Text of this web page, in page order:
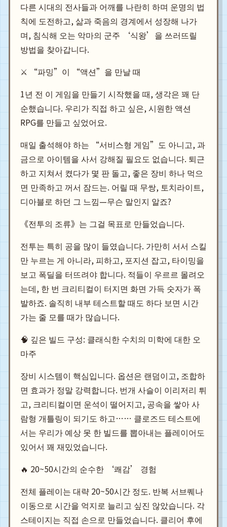
다른 시대의 전사들과 어깨를 나란히 하며 운명의 법
칙에 도전하고, 삶과 죽음의 경계에서 성장해 나가
며, 침식해 오는 악마의 군주 ‘식왕’을 쓰러뜨릴
방법을 찾아갑니다.
⚔️ “파밍”이 “액션”을 만날 때
1년 전 이 게임을 만들기 시작했을 때, 생각은 꽤 단
순했습니다. 우리가 직접 하고 싶은, 시원한 액션
RPG를 만들고 싶었어요.
매일 출석해야 하는 “서비스형 게임”도 아니고, 과
금으로 아이템을 사서 강해질 필요도 없습니다. 퇴근
하고 지쳐서 켰다가 몇 판 돌고, 좋은 장비 하나 먹으
면 만족하고 꺼서 잠드는. 어릴 때 무쌍, 토치라이트,
디아블로 하던 그 느낌—무슨 말인지 알죠?
《전투의 조류》는 그걸 목표로 만들었습니다.
전투는 특히 공을 많이 들였습니다. 가만히 서서 스킬
만 누르는 게 아니라, 피하고, 포지션 잡고, 타이밍을
보고 폭딜을 터뜨려야 합니다. 적들이 우르르 몰려오
는데, 한 번 크리티컬이 터지면 화면 가득 숫자가 폭
발하죠. 솔직히 내부 테스트할 때도 하다 보면 시간
가는 줄 모를 때가 많습니다.
🧠 깊은 빌드 구성: 클래식한 수치의 미학에 대한 오
마주
장비 시스템이 핵심입니다. 옵션은 랜덤이고, 조합하
면 효과가 정말 강력합니다. 번개 사슬이 이리저리 튀
고, 크리티컬이면 운석이 떨어지고, 공속을 쌓아 사
람형 개틀링이 되기도 하고…… 클로즈드 테스트에
서는 우리가 예상 못 한 빌드를 뽑아내는 플레이어도
있어서 꽤 재밌었습니다.
🔥 20~50시간의 순수한 ‘쾌감’ 경험
전체 플레이는 대략 20~50시간 정도. 반복 서브퀘나
이동으로 시간을 억지로 늘리고 싶진 않았습니다. 각
스테이지는 직접 손으로 만들었습니다. 클리어 후에